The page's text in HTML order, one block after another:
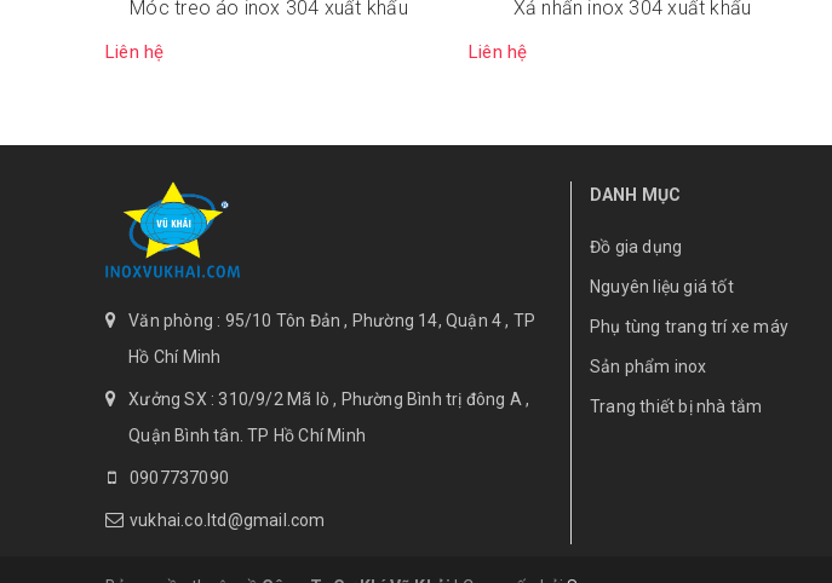
Móc treo áo inox 304 xuất khẩu
Liên hệ
Xả nhấn inox 304 xuất khẩu
Liên hệ
Văn phòng : 95/10 Tôn Đản , Phường 14, Quận 4 , TP
Hồ Chí Minh
Xưởng SX : 310/9/2 Mã lò , Phường Bình trị đông A ,
Quận Bình tân. TP Hồ Chí Minh
0907737090
vukhai.co.ltd@gmail.com
DANH MỤC
Đồ gia dụng
Nguyên liệu giá tốt
Phụ tùng trang trí xe máy
Sản phẩm inox
Trang thiết bị nhà tắm